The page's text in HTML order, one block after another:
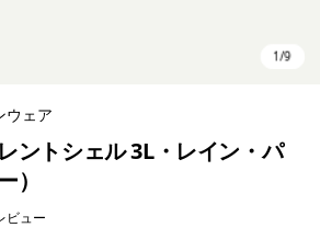
ウェア
ントシェル 3L・レイン・パ
）
ビュー